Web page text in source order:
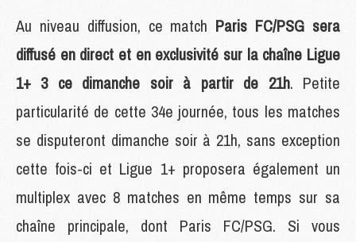
Au niveau diffusion, ce match Paris FC/PSG sera
diffusé en direct et en exclusivité sur la chaîne Ligue
1+ 3 ce dimanche soir à partir de 21h. Petite
particularité de cette 34e journée, tous les matches
se disputeront dimanche soir à 21h, sans exception
cette fois-ci et Ligue 1+ proposera également un
multiplex avec 8 matches en même temps sur sa
chaîne principale, dont Paris FC/PSG. Si vous